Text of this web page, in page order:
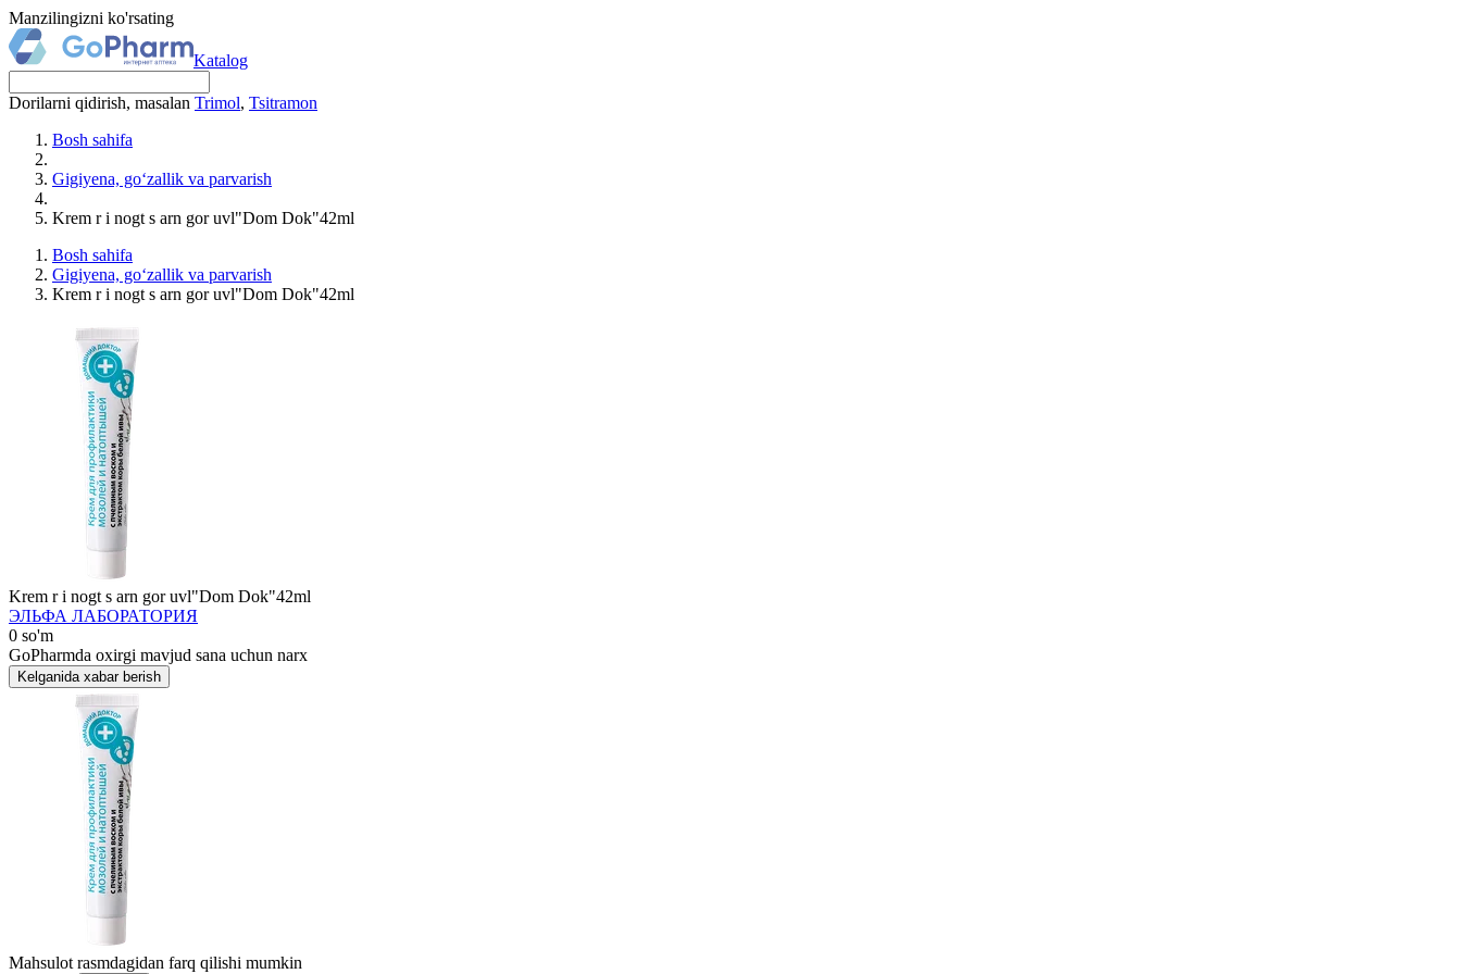
Manzilingizni ko'rsating
Katalog
Dorilarni qidirish, masalan Trimol, Tsitramon
Bosh sahifa
Gigiyena, go‘zallik va parvarish
Krem r i nogt s arn gor uvl"Dom Dok"42ml
Bosh sahifa
Gigiyena, go‘zallik va parvarish
Krem r i nogt s arn gor uvl"Dom Dok"42ml
Krem r i nogt s arn gor uvl"Dom Dok"42ml
ЭЛЬФА ЛАБОРАТОРИЯ
0 so'm
GoPharmda oxirgi mavjud sana uchun narx
Kelganida xabar berish
Mahsulot rasmdagidan farq qilishi mumkin